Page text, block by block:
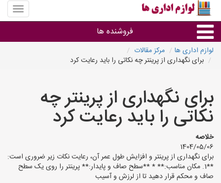
منوی
سایت
اداری
فروشنده ها
گروه ها
استان ها
لوازم اداری ها
مرکز مقالات
برای نگهداری از پرینتر چه نکاتی را باید رعایت کرد
برای نگهداری از پرینتر چه
نکاتی را باید رعایت کرد
خلاصه
1404/05/06
برای نگهداری از پرینتر و افزایش طول عمر آن، رعایت نکات زیر ضروری است:
**1. مکان مناسب:** * **سطح صاف و پایدار:** پرینتر را روی یک سطح
صاف و محکم قرار دهید تا از لرزش و آسیب